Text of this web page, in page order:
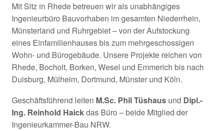
Mit Sitz in Rhede betreuen wir als unabhängiges
Ingenieurbüro Bauvorhaben im gesamten Niederrhein,
Münsterland und Ruhrgebiet – von der Aufstockung
eines Einfamilienhauses bis zum mehrgeschossigen
Wohn- und Bürogebäude. Unsere Projekte reichen von
Rhede, Bocholt, Borken, Wesel und Emmerich bis nach
Duisburg, Mülheim, Dortmund, Münster und Köln.
Geschäftsführend leiten M.Sc. Phil Tüshaus und Dipl.-
Ing. Reinhold Haickdas Büro – beide Mitglied der
Ingenieurkammer-Bau NRW.